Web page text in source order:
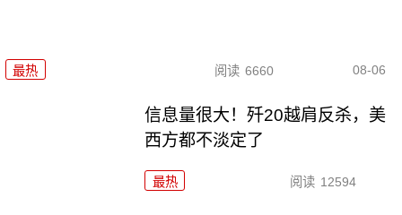
最热 阅读 6660 08-06
信息量很大！歼20越肩反杀，美
西方都不淡定了
最热 阅读 12594